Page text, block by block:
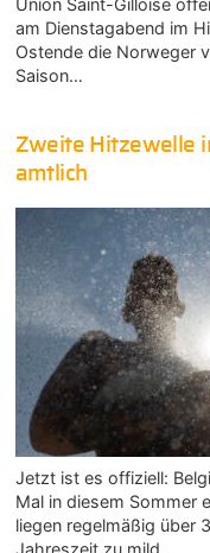
Union Saint-Gilloise
am Dienstagabend im
Ostende die Norweger
Saison…
Zweite Hitzewelle
amtlich
Jetzt ist es offiziell:
Mal in diesem Sommer
liegen regelmäßig über